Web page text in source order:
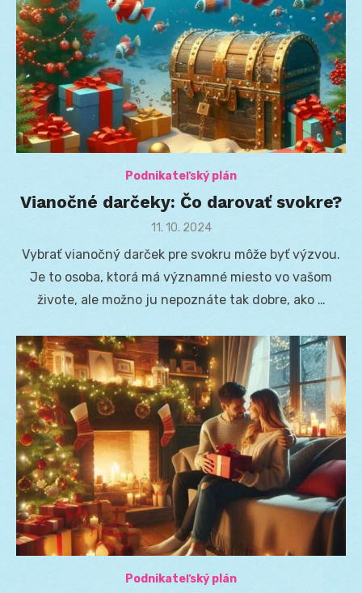
Podnikateľský plán
Vianočné darčeky: Čo darovať svokre?
Posted
11. 10. 2024
Vybrať vianočný darček pre svokru môže byť výzvou.
Je to osoba, ktorá má významné miesto vo vašom
živote, ale možno ju nepoznáte tak dobre, ako …
Podnikateľský plán